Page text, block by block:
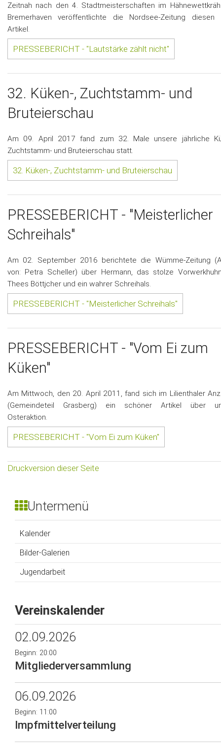
Zeitnah nach den 4. Stadtmeisterschaften im
Bremerhaven veröffentlichte die Nordsee-Zeitung diesen
Artikel.
PRESSEBERICHT - "Lautstärke zählt nicht"
32. Küken-, Zuchtstamm- und
Bruteierschau
Am 09. April 2017 fand zum 32. Male unsere jährliche
Zuchtstamm- und Bruteierschau statt.
32. Küken-, Zuchtstamm- und Bruteierschau
PRESSEBERICHT - "Meisterlicher
Schreihals"
Am 02. September 2016 berichtete die Wümme-Zeitung
von: Petra Scheller) über Hermann, das stolze
Thees Böttjcher und ein wahrer Schreihals.
PRESSEBERICHT - "Meisterlicher Schreihals"
PRESSEBERICHT - "Vom Ei zum
Küken"
Am Mittwoch, den 20. April 2011, fand sich im Lilienthaler
(Gemeindeteil Grasberg) ein schöner Artikel über
Osteraktion.
PRESSEBERICHT - "Vom Ei zum Küken"
Druckversion dieser Seite
Untermenü
Kalender
Bilder-Galerien
Jugendarbeit
Vereinskalender
02.09.2026
Beginn: 20:00
Mitgliederversammlung
06.09.2026
Beginn: 11:00
Impfmittelverteilung